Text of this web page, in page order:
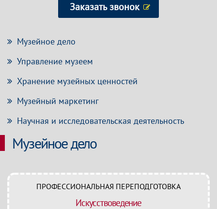
Заказать звонок
Музейное дело
Управление музеем
Хранение музейных ценностей
Музейный маркетинг
Научная и исследовательская деятельность
Музейное дело
ПРОФЕССИОНАЛЬНАЯ ПЕРЕПОДГОТОВКА
Искусствоведение